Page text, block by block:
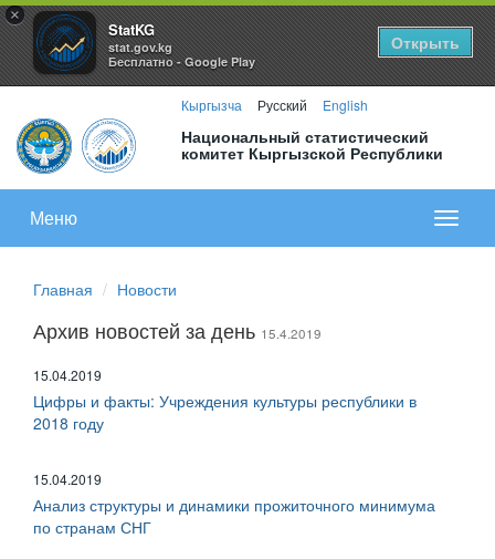
×
StatKG
stat.gov.kg
Бесплатно - Google Play
Открыть
Кыргызча Русский English
Национальный статистический
комитет Кыргызской Республики
меню
Меню
Главная Новости
Архив новостей за день 15.4.2019
15.04.2019
Цифры и факты: Учреждения культуры республики в
2018 году
15.04.2019
Анализ структуры и динамики прожиточного минимума
по странам СНГ